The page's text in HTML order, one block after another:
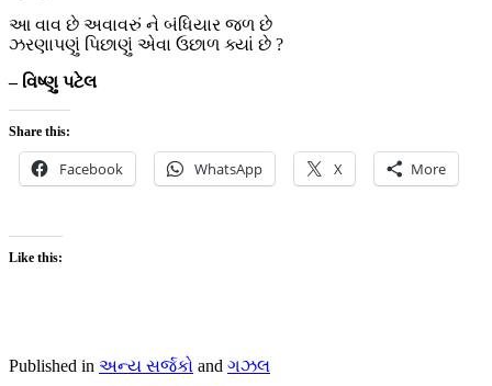
આ વાવ છે અવાવરું ને બંધિયાર જળ છે
ઝરણાપણું પિછાણું એવા ઉછાળ ક્યાં છે ?
– વિષ્ણુ પટેલ
Share this:
Facebook WhatsApp X More
Like this:
Published in અન્ય સર્જકો and ગઝલ